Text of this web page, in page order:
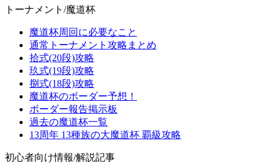
トーナメント/魔道杯
魔道杯周回に必要なこと
通常トーナメント攻略まとめ
拾式(20段)攻略
玖式(19段)攻略
捌式(18段)攻略
魔道杯のボーダー予想！
ボーダー報告掲示板
過去の魔道杯一覧
13周年 13種族の大魔道杯 覇級攻略
初心者向け情報/解説記事